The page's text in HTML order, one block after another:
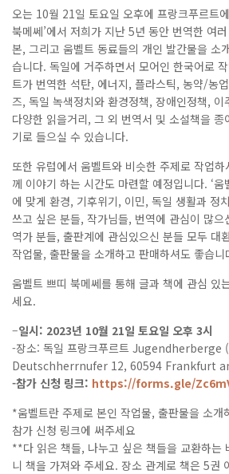
오는 10월 21일 토요일 오후에 프랑크푸르트
북메쎄’에서 저희가 지난 5년 동안 번역한 여
본, 그리고 움벨트 동료들의 개인 발간물을 소
습니다. 독일에 거주하면서 모어인 한국어로
트가 번역한 석탄, 에너지, 플라스틱, 농약/농
즈, 독일 녹색정치와 환경정책, 장애인정책, 이
다양한 읽을거리, 그 외 번역서 및 소설책을
기로 들으실 수 있습니다.
또한 유럽에서 움벨트와 비슷한 주제로 작업
께 이야기 하는 시간도 마련할 예정입니다. ‘
에 맞게 환경, 기후위기, 이민, 독일 생활과 정
쓰고 싶은 분들, 작가님들, 번역에 관심이 많으
역가 분들, 출판계에 관심있으신 분들 모두 대
작업물, 출판물을 소개하고 판매하셔도 좋습니
움벨트 쁘띠 북메쎄를 통해 글과 책에 관심 있
세요.
–일시: 2023년 10월 21일 토요일 오후 3시
-장소: 독일 프랑크푸르트 Jugendherberge
Deutschherrnufer 12, 60594 Frankfurt
-참가 신청 링크: https://forms.gle/
*움벨트란 주제로 본인 작업물, 출판물을 소개
참가 신청 링크에 써주세요
**다 읽은 책들, 나누고 싶은 책들을 교환하는
니 책을 가져와 주세요. 장소 관계로 책은 5권